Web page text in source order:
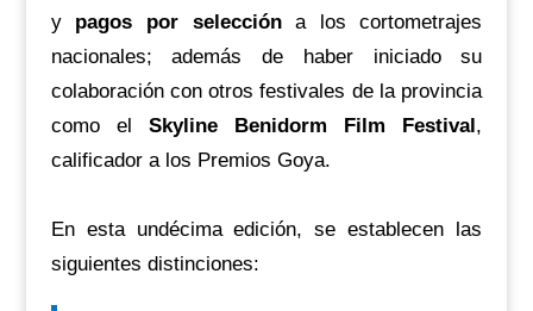
y pagos por seleccióna los cortometrajes
nacionales; además de haber iniciado su
colaboración con otros festivales de la provincia
como el Skyline Benidorm Film Festival,
calificador a los Premios Goya.
En esta undécima edición, se establecen las
siguientes distinciones: